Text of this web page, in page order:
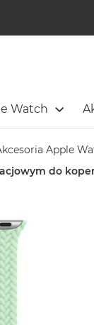
Watch
Apple
do